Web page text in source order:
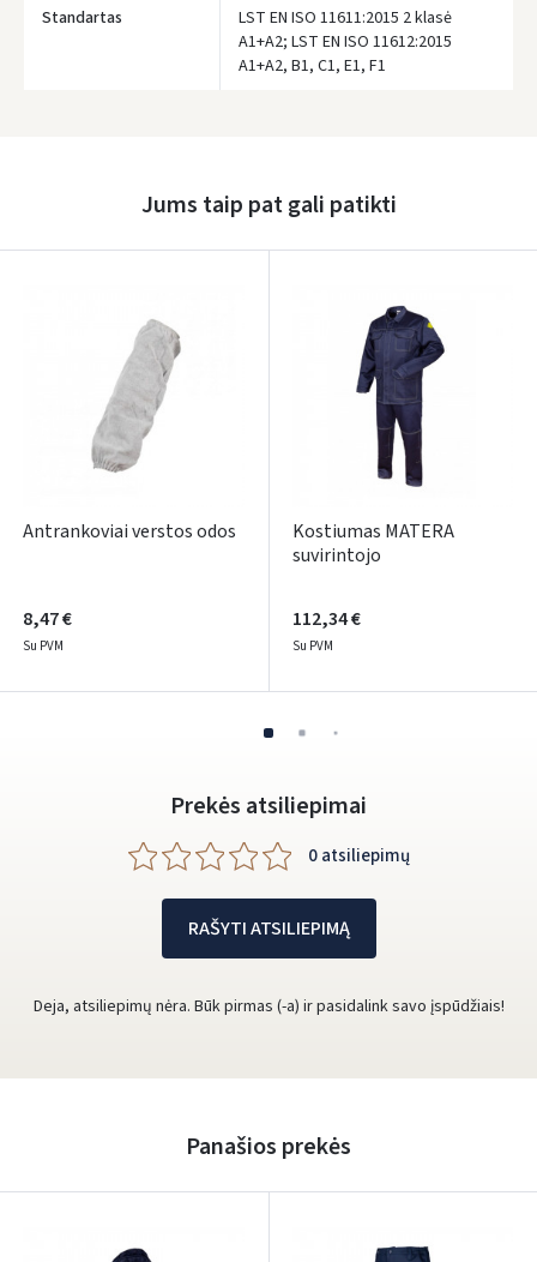
Standartas
LST EN ISO 11611:2015 2 klasė
A1+A2; LST EN ISO 11612:2015
A1+A2, B1, C1, E1, F1
Jums taip pat gali patikti
Antrankoviai verstos odos
8,47 €
Su PVM
Kostiumas MATERA
suvirintojo
112,34 €
Su PVM
Prekės atsiliepimai
0 atsiliepimų
RAŠYTI ATSILIEPIMĄ
Deja, atsiliepimų nėra. Būk pirmas (-a) ir pasidalink savo įspūdžiais!
Panašios prekės
ARBA
Facebook
Dar neturite paskyros? Registruokites